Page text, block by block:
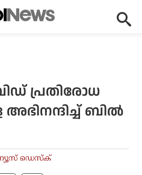
പ്രതിരോധ
ബില്‍
ഡെസ്‌ക്